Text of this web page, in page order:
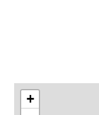
+